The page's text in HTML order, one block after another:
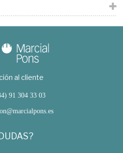
al cliente
91 304 33 03